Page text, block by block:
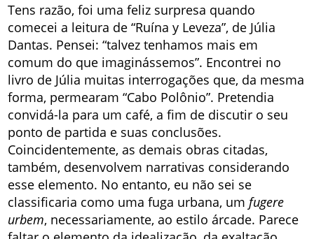
Tens razão, foi uma feliz surpresa quando
comecei a leitura de “Ruína y Leveza”, de Júlia
Dantas. Pensei: “talvez tenhamos mais em
comum do que imaginássemos”. Encontrei no
livro de Júlia muitas interrogações que, da mesma
forma, permearam “Cabo Polônio”. Pretendia
convidá-la para um café, a fim de discutir o seu
ponto de partida e suas conclusões.
Coincidentemente, as demais obras citadas,
também, desenvolvem narrativas considerando
esse elemento. No entanto, eu não sei se
classificaria como uma fuga urbana, umfugere
urbem, necessariamente, ao estilo árcade. Parece